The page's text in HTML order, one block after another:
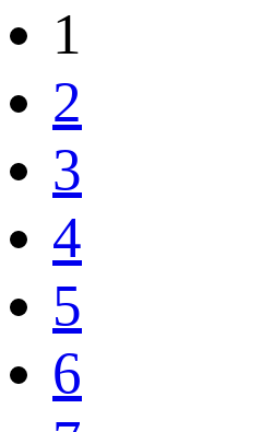
1
2
3
4
5
6